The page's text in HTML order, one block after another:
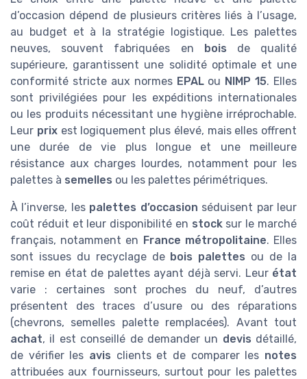
d’occasion dépend de plusieurs critères liés à l’usage,
au budget et à la stratégie logistique. Les palettes
neuves, souvent fabriquées en bois de qualité
supérieure, garantissent une solidité optimale et une
conformité stricte aux normes EPALou NIMP 15. Elles
sont privilégiées pour les expéditions internationales
ou les produits nécessitant une hygiène irréprochable.
Leur prixest logiquement plus élevé, mais elles offrent
une durée de vie plus longue et une meilleure
résistance aux charges lourdes, notamment pour les
palettes à semelles ou les palettes périmétriques.
À l’inverse, les palettes d’occasion séduisent par leur
coût réduit et leur disponibilité en stocksur le marché
français, notamment en France métropolitaine. Elles
sont issues du recyclage de bois palettes ou de la
remise en état de palettes ayant déjà servi. Leur état
varie : certaines sont proches du neuf, d’autres
présentent des traces d’usure ou des réparations
(chevrons, semelles palette remplacées). Avant tout
achat, il est conseillé de demander un devis détaillé,
de vérifier les avis clients et de comparer les notes
attribuées aux fournisseurs, surtout pour les palettes